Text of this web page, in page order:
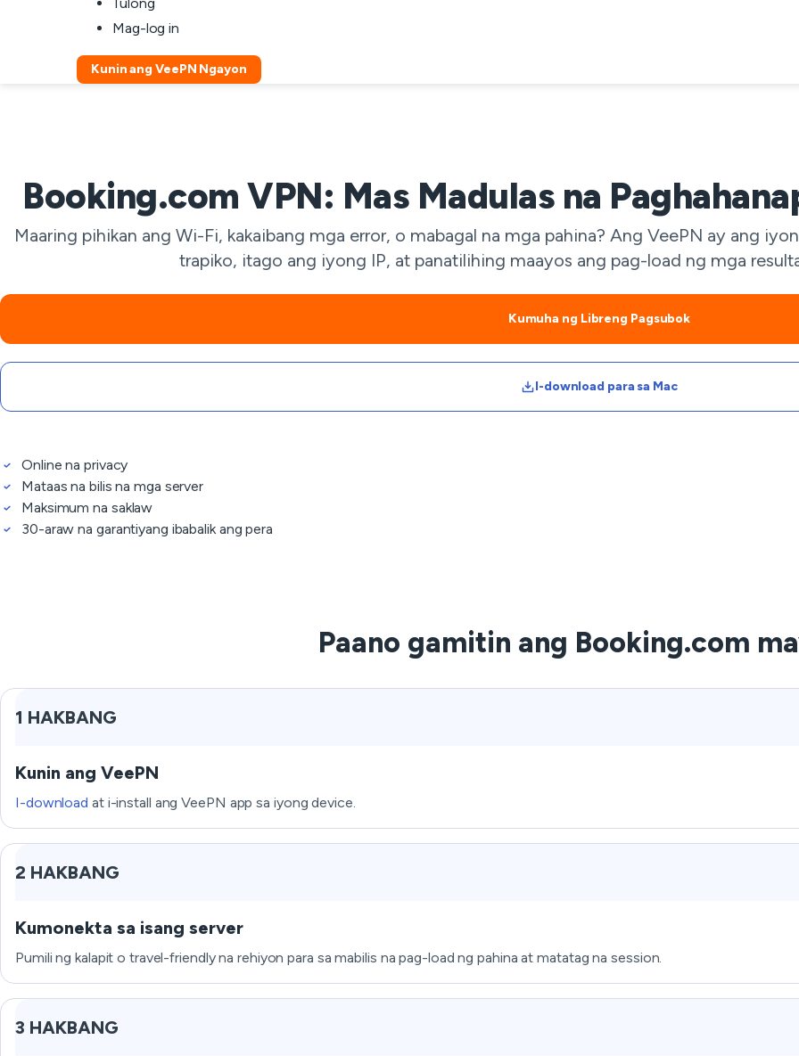
Mag-log in
Kunin ang VeePN Ngayon
Booking.com VPN: Mas Madulas na
Maaring pihikan ang Wi-Fi, kakaibang mga error, o mabagal na mga pahina? Ang VeePN ay ang
trapiko, itago ang iyong IP, at panatilihing maayos ang pag-load ng mga
Kumuha ng Libreng Pagsubok
I-download para sa Mac
Online na privacy
Mataas na bilis na mga server
Maksimum na saklaw
30-araw na garantiyang ibabalik ang pera
Paano gamitin ang Booking.com
1 HAKBANG
Kunin ang VeePN
I-download at i-install ang VeePN app sa iyong device.
2 HAKBANG
Kumonekta sa isang server
Pumili ng kalapit o travel-friendly na rehiyon para sa mabilis na pag-load ng pahina at matatag na session.
3 HAKBANG